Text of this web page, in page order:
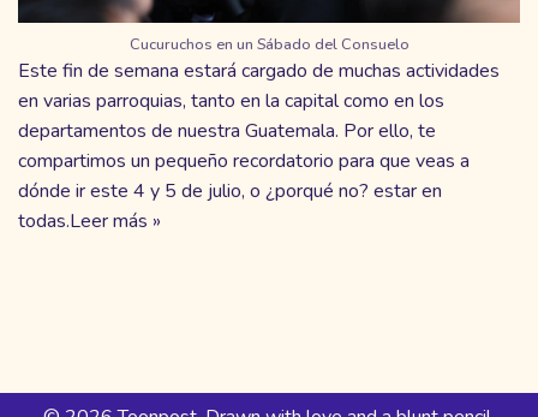
Cucuruchos en un Sábado del Consuelo
Este fin de semana estará cargado de muchas actividades
en varias parroquias, tanto en la capital como en los
departamentos de nuestra Guatemala. Por ello, te
compartimos un pequeño recordatorio para que veas a
dónde ir este 4 y 5 de julio, o ¿porqué no? estar en
todas.Leer más »